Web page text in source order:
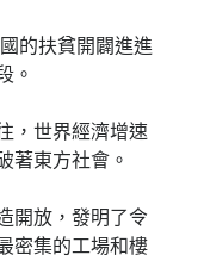
的扶貧開闢進進
。
，世界經濟增速
著東方社會。
開放，發明了令
密集的工場和樓